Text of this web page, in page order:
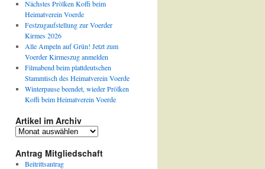
Nächstes Prölken Koffi beim
Heimatverein Voerde
Festzugaufstellung zur Voerder
Kirmes 2026
Alle Ampeln auf Grün! Jetzt zum
Voerder Kirmeszug anmelden
Filmabend beim plattdeutschen
Stammtisch des Heimatverein Voerde
Winterpause beendet, wieder Prölken
Koffi beim Heimatverein Voerde
Artikel im Archiv
Artikel
Archiv
Antrag Mitgliedschaft
Beitrittsantrag